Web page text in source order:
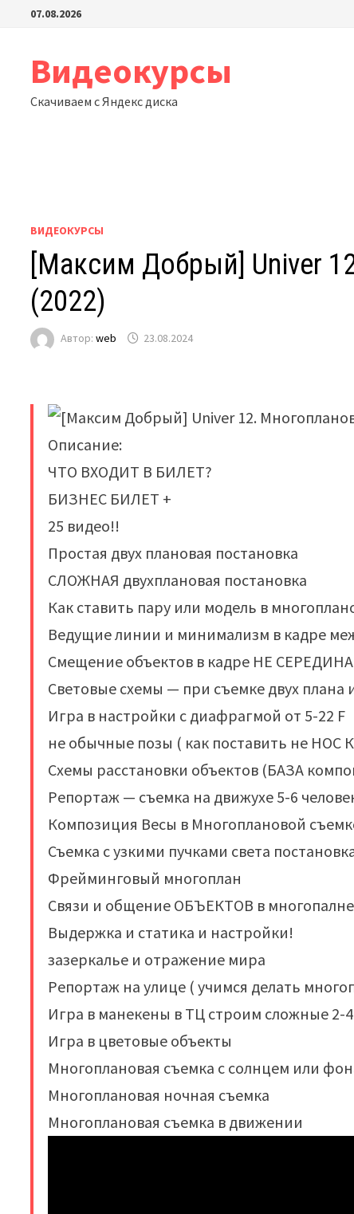
Перейти07.08.2026
Видеокурсы
Скачиваем с Яндекс диска
ВИДЕОКУРСЫ
[Максим Добрый] Univer
(2022)
Автор:web 23.08.2024
Описание:
ЧТО ВХОДИТ В БИЛЕТ?
БИЗНЕС БИЛЕТ +
25 видео!!
Простая двух плановая постановка
СЛОЖНАЯ двухплановая постановка
Как ставить пару или модель в
Ведущие линии и минимализм в кадре
Смещение объектов в кадре НЕ
Световые схемы — при съемке двух плана
Игра в настройки с диафрагмой от 5-22 F
не обычные позы ( как поставить не НОС
Схемы расстановки объектов (БАЗА
Репортаж — съемка на движухе 5-6
Композиция Весы в Многоплановой
Съемка с узкими пучками света
Фрейминговый многоплан
Связи и общение ОБЪЕКТОВ в многопалне
Выдержка и статика и настройки!
зазеркалье и отражение мира
Репортаж на улице ( учимся делать
Игра в манекены в ТЦ строим сложные 2-
Игра в цветовые объекты
Многоплановая съемка с солнцем или
Многоплановая ночная съемка
Многоплановая съемка в движении